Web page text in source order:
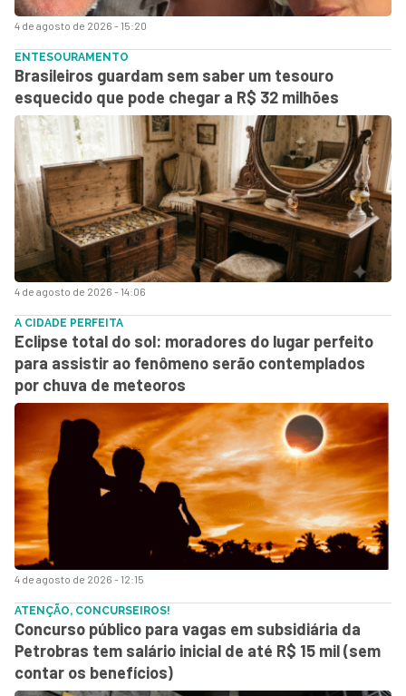
4 de agosto de 2026 - 15:20
4 de agosto de 2026 - 14:06
ENTESOURAMENTO
Brasileiros guardam sem saber um tesouro
esquecido que pode chegar a R$ 32 milhões
4 de agosto de 2026 - 12:15
A CIDADE PERFEITA
Eclipse total do sol: moradores do lugar perfeito
para assistir ao fenômeno serão contemplados
por chuva de meteoros
ATENÇÃO, CONCURSEIROS!
Concurso público para vagas em subsidiária da
Petrobras tem salário inicial de até R$ 15 mil (sem
contar os benefícios)